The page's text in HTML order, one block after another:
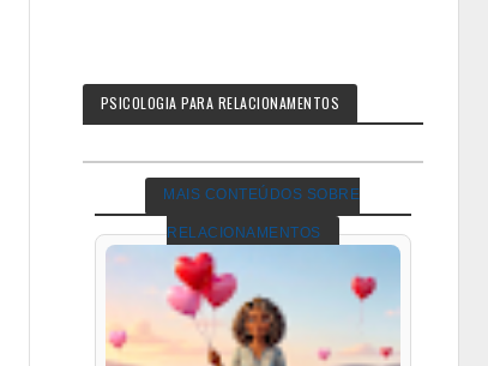
PSICOLOGIA PARA RELACIONAMENTOS
MAIS CONTEÚDOS SOBRE
RELACIONAMENTOS